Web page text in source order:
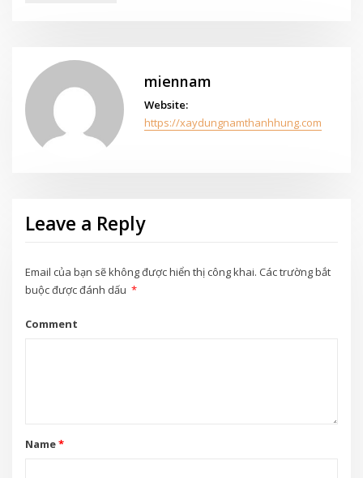
miennam
Website:
https://xaydungnamthanhhung.com
Leave a Reply
Email của bạn sẽ không được hiển thị công khai. Các trường bắt
buộc được đánh dấu *
Comment
Name*